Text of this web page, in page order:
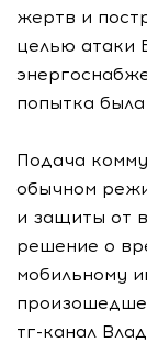
жертв и
целью атаки
попытка
Подача
обычном
и защиты от
решение о
мобильному
тг-канал